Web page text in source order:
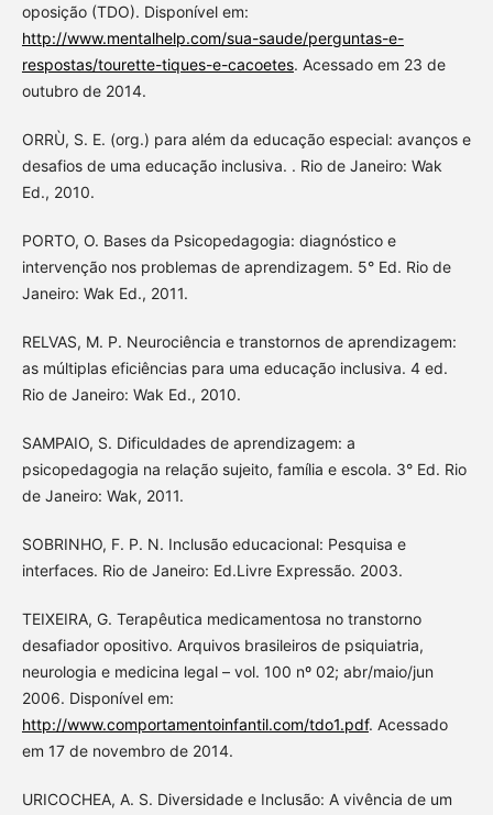
oposição (TDO). Disponível em:
http://www.mentalhelp.com/sua-saude/perguntas-e-
respostas/tourette-tiques-e-cacoetes. Acessado em 23 de
outubro de 2014.
ORRÙ, S. E. (org.) para além da educação especial: avanços e
desafios de uma educação inclusiva. . Rio de Janeiro: Wak
Ed., 2010.
PORTO, O. Bases da Psicopedagogia: diagnóstico e
intervenção nos problemas de aprendizagem. 5° Ed. Rio de
Janeiro: Wak Ed., 2011.
RELVAS, M. P. Neurociência e transtornos de aprendizagem:
as múltiplas eficiências para uma educação inclusiva. 4 ed.
Rio de Janeiro: Wak Ed., 2010.
SAMPAIO, S. Dificuldades de aprendizagem: a
psicopedagogia na relação sujeito, família e escola. 3° Ed. Rio
de Janeiro: Wak, 2011.
SOBRINHO, F. P. N. Inclusão educacional: Pesquisa e
interfaces. Rio de Janeiro: Ed.Livre Expressão. 2003.
TEIXEIRA, G. Terapêutica medicamentosa no transtorno
desafiador opositivo. Arquivos brasileiros de psiquiatria,
neurologia e medicina legal – vol. 100 nº 02; abr/maio/jun
2006. Disponível em:
http://www.comportamentoinfantil.com/tdo1.pdf. Acessado
em 17 de novembro de 2014.
URICOCHEA, A. S. Diversidade e Inclusão: A vivência de um